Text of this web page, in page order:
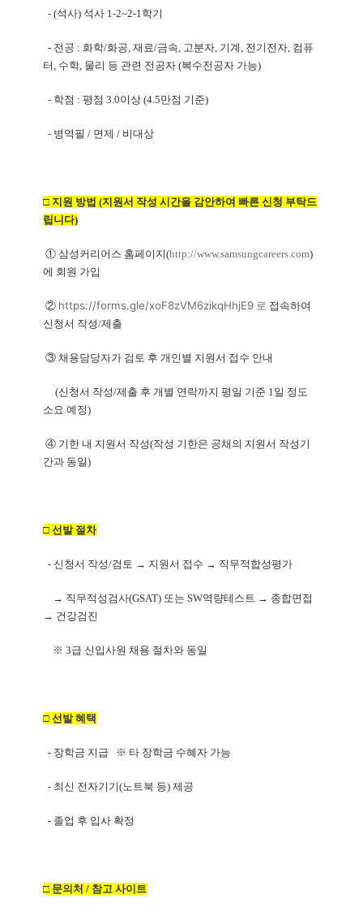
- (석사) 석사 1-2~2-1학기
- 전공 : 화학/화공, 재료/금속, 고분자, 기계, 전기전자, 컴퓨
터, 수학, 물리 등 관련 전공자 (복수전공자 가능)
- 학점 : 평점 3.0이상 (4.5만점 기준)
- 병역필 / 면제 / 비대상
□ 지원 방법 (지원서 작성 시간을 감안하여 빠른 신청 부탁드
립니다)
① 삼성커리어스 홈페이지(http://www.samsungcareers.com)
에 회원 가입
② https://forms.gle/xoF8zVM6zikqHhjE9 로 접속하여
신청서 작성/제출
③ 채용담당자가 검토 후 개인별 지원서 접수 안내
(신청서 작성/제출 후 개별 연락까지 평일 기준 1일 정도
소요 예정)
④ 기한 내 지원서 작성(작성 기한은 공채의 지원서 작성기
간과 동일)
□ 선발 절차
- 신청서 작성/검토 → 지원서 접수 → 직무적합성평가
→ 직무적성검사(GSAT) 또는 SW역량테스트 → 종합면접
→ 건강검진
※ 3급 신입사원 채용 절차와 동일
□ 선발 혜택
- 장학금 지급 ※ 타 장학금 수혜자 가능
- 최신 전자기기(노트북 등) 제공
- 졸업 후 입사 확정
□ 문의처 / 참고 사이트